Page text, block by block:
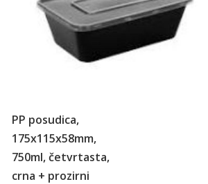
PP posudica,
175x115x58mm,
750ml, četvrtasta,
crna + prozirni